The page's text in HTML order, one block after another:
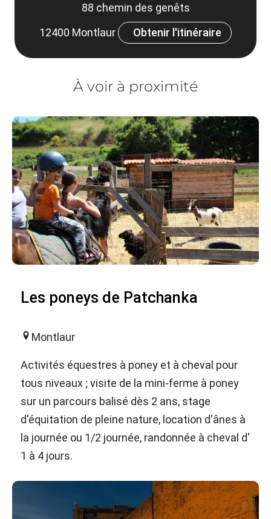
88 chemin des genêts
12400 Montlaur
Obtenir l'itinéraire
À voir à proximité
Les poneys de Patchanka
Montlaur
Activités équestres à poney et à cheval pour
tous niveaux ; visite de la mini-ferme à poney
sur un parcours balisé dès 2 ans, stage
d'équitation de pleine nature, location d'ânes à
la journée ou 1/2 journée, randonnée à cheval d'
1 à 4 jours.